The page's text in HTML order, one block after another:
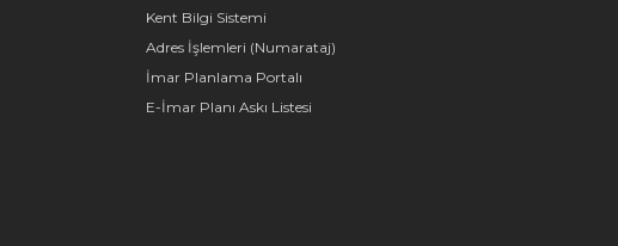
Kent Bilgi Sistemi
Adres İşlemleri (Numarataj)
İmar Planlama Portalı
E-İmar Planı Askı Listesi